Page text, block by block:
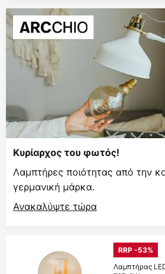
Κυρίαρχος του φωτός!
Λαμπτήρες ποιότητας από την
γερμανική μάρκα.
Ανακαλύψτε τώρα
RRP -53%
Λαμπτήρας